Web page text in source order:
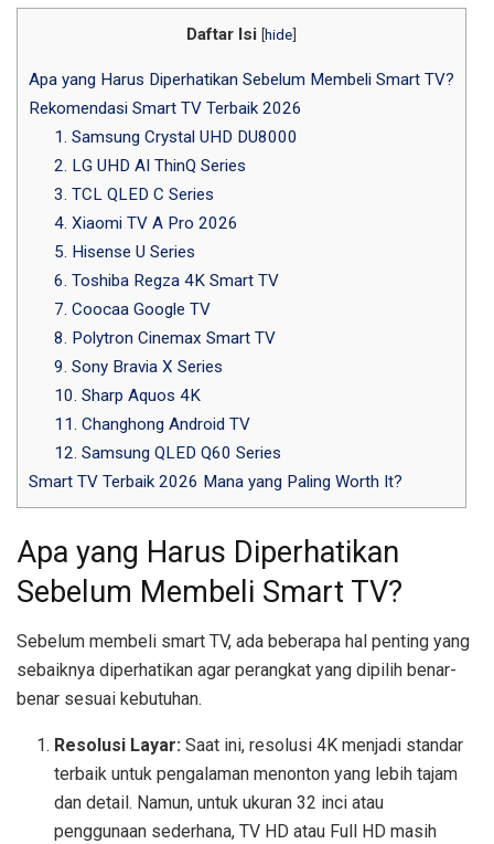
Daftar Isi [hide]
Apa yang Harus Diperhatikan Sebelum Membeli Smart TV?
Rekomendasi Smart TV Terbaik 2026
1. Samsung Crystal UHD DU8000
2. LG UHD AI ThinQ Series
3. TCL QLED C Series
4. Xiaomi TV A Pro 2026
5. Hisense U Series
6. Toshiba Regza 4K Smart TV
7. Coocaa Google TV
8. Polytron Cinemax Smart TV
9. Sony Bravia X Series
10. Sharp Aquos 4K
11. Changhong Android TV
12. Samsung QLED Q60 Series
Smart TV Terbaik 2026 Mana yang Paling Worth It?
Apa yang Harus Diperhatikan
Sebelum Membeli Smart TV?
Sebelum membeli smart TV, ada beberapa hal penting yang
sebaiknya diperhatikan agar perangkat yang dipilih benar-
benar sesuai kebutuhan.
Resolusi Layar: Saat ini, resolusi 4K menjadi standar
terbaik untuk pengalaman menonton yang lebih tajam
dan detail. Namun, untuk ukuran 32 inci atau
penggunaan sederhana, TV HD atau Full HD masih